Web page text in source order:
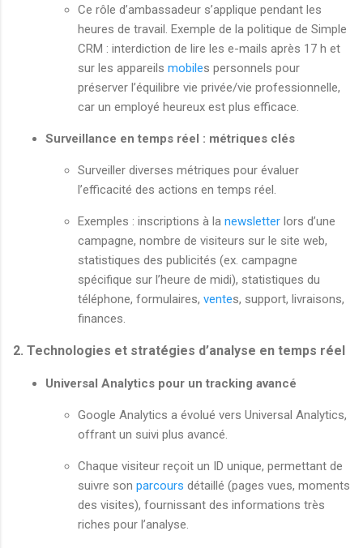
Ce rôle d’ambassadeur s’applique pendant les
heures de travail. Exemple de la politique de Simple
CRM : interdiction de lire les e-mails après 17 h et
sur les appareils mobiles personnels pour
préserver l’équilibre vie privée/vie professionnelle,
car un employé heureux est plus efficace.
Surveillance en temps réel : métriques clés
Surveiller diverses métriques pour évaluer
l’efficacité des actions en temps réel.
Exemples : inscriptions à la newsletter lors d’une
campagne, nombre de visiteurs sur le site web,
statistiques des publicités (ex. campagne
spécifique sur l’heure de midi), statistiques du
téléphone, formulaires, ventes, support, livraisons,
finances.
2. Technologies et stratégies d’analyse en temps réel
Universal Analytics pour un tracking avancé
Google Analytics a évolué vers Universal Analytics,
offrant un suivi plus avancé.
Chaque visiteur reçoit un ID unique, permettant de
suivre son parcours détaillé (pages vues, moments
des visites), fournissant des informations très
riches pour l’analyse.